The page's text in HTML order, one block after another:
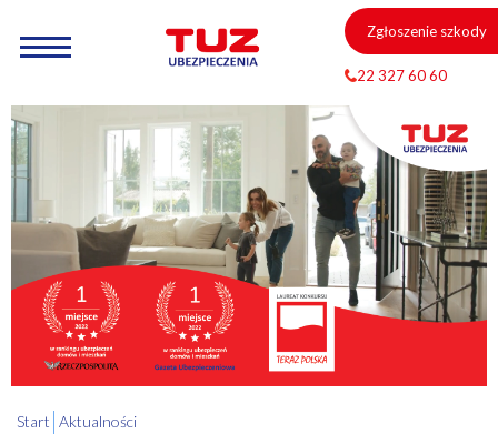
Zgłoszenie szkody
22 327 60 60
Start Aktualności